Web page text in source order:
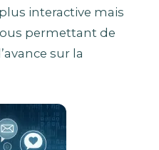
interactive mais
permettant de
sur la